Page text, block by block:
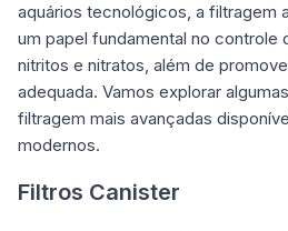
aquários tecnológicos, a filtragem
um papel fundamental no controle
nitritos e nitratos, além de
adequada. Vamos explorar
filtragem mais avançadas
modernos.
Filtros Canister